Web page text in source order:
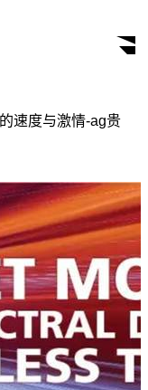
速度与激情-ag贵